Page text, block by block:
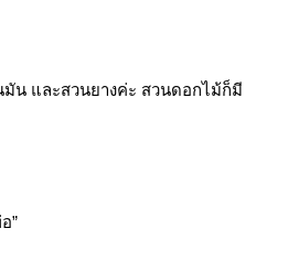
น และสวนยางค่ะ สวนดอกไม้ก็มี
”